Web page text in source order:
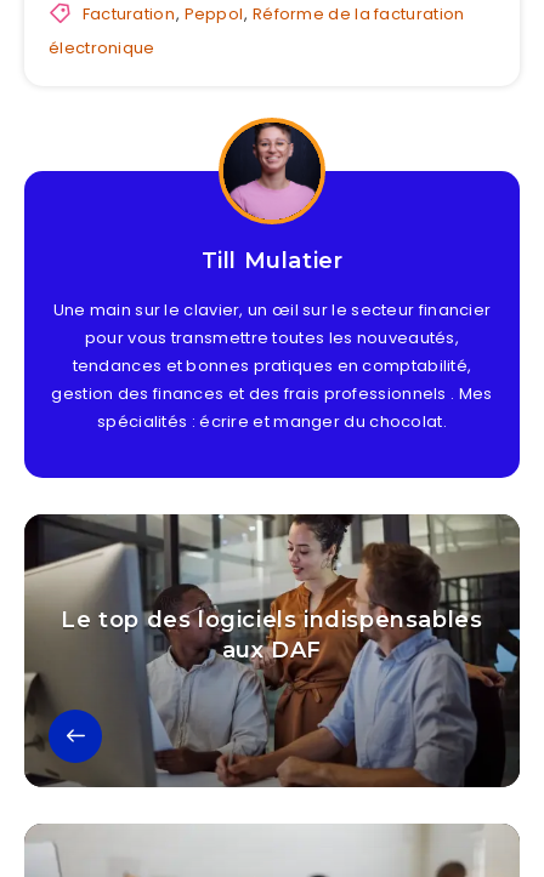
Facturation, Peppol, Réforme de la facturation
électronique
Till Mulatier
Une main sur le clavier, un œil sur le secteur financier
pour vous transmettre toutes les nouveautés,
tendances et bonnes pratiques en comptabilité,
gestion des finances et des frais professionnels . Mes
spécialités : écrire et manger du chocolat.
Le top des logiciels indispensables
aux DAF